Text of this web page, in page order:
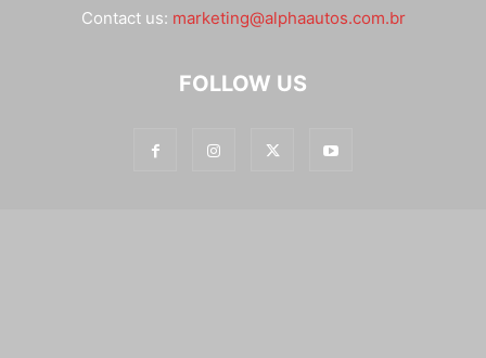
Contact us: marketing@alphaautos.com.br
FOLLOW US